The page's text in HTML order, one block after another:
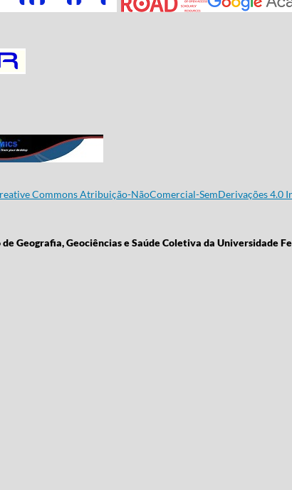
Commons Atribuição-NãoComercial-SemDerivações 4.0
Geografia, Geociências e Saúde Coletiva da Universidade